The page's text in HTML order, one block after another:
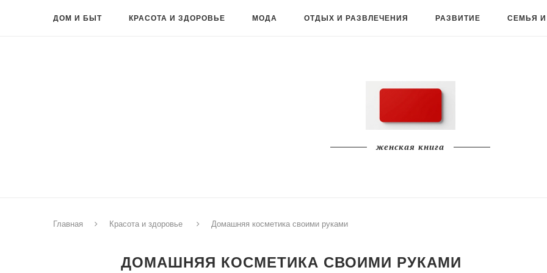
ДОМ И БЫТ КРАСОТА И ЗДОРОВЬЕ МОДА ОТДЫХ И РАЗВЛЕЧЕНИЯ РАЗВИТИЕ СЕМЬЯ И
женская книга
Главная Красота и здоровье Домашняя косметика своими руками
ДОМАШНЯЯ КОСМЕТИКА СВОИМИ РУКАМИ